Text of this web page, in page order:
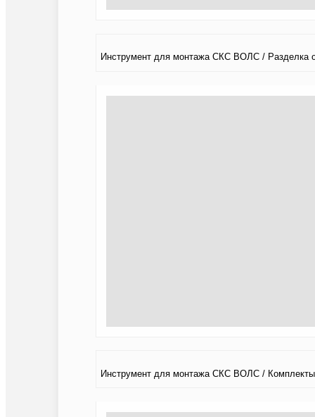
Инструмент для монтажа СКС ВОЛС / Разделка
Инструмент для монтажа СКС ВОЛС /